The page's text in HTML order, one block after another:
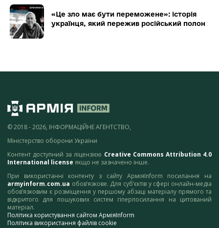
«Це зло має бути переможене»: історія
українця, який пережив російський полон
© 2018 - 2026, ІНФОРМАЦІЙНЕ АГЕНТСТВО,
Міністерство оборони України
Контент доступний за ліцензією Creative Commons Attribution 4.0
International license якщо не зазначено інше.
При використанні контенту з сайту АрміяInform посилання на
armyinform.com.ua обов’язкове. Для суб’єктів у сфері онлайн-медіа
обов’язковим є розміщення у першому абзаці матеріалу прямого та
відкритого для пошукових систем гіперпосилання на цитований
матеріал.
Політика користування сайтом АрміяInform
Політика використання файлів cookie